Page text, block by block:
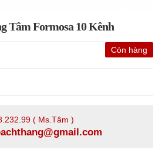
Tâm Formosa 10 Kênh
Còn hàng
( Ms.Tâm )